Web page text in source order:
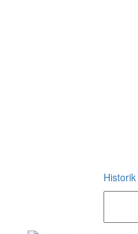
Historik